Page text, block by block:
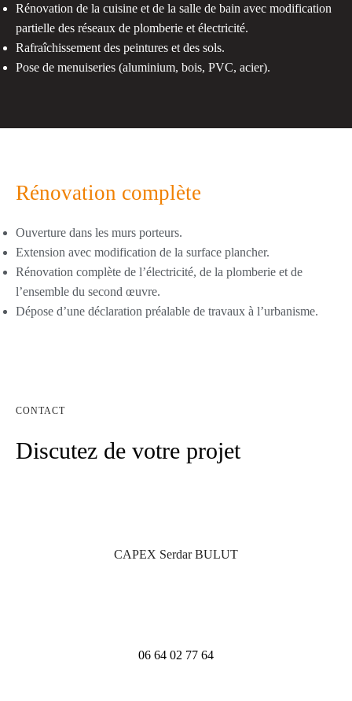
Rénovation de la cuisine et de la salle de bain avec modification
partielle des réseaux de plomberie et électricité.
Rafraîchissement des peintures et des sols.
Pose de menuiseries (aluminium, bois, PVC, acier).
Rénovation complète
Ouverture dans les murs porteurs.
Extension avec modification de la surface plancher.
Rénovation complète de l’électricité, de la plomberie et de
l’ensemble du second œuvre.
Dépose d’une déclaration préalable de travaux à l’urbanisme.
CONTACT
Discutez de votre projet
CAPEX Serdar BULUT
06 64 02 77 64